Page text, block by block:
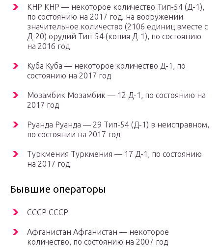
КНР КНР — некоторое количество Тип-54 (Д-1),
по состоянию на 2017 год. на вооружении
значительное количество (2106 единиц вместе с
Д-20) орудий Тип-54 (копия Д-1), по состоянию
на 2016 год
Куба Куба — некоторое количество Д-1, по
состоянию на 2017 год
Мозамбик Мозамбик — 12 Д-1, по состоянию на
2017 год
Руанда Руанда — 29 Тип-54 (Д-1) в неисправном,
по состоянии на 2017 год
Туркмения Туркмения — 17 Д-1, по состоянию
на 2017 год
Бывшие операторы
СССР СССР
Афганистан Афганистан — некоторое
количество, по состоянию на 2007 год